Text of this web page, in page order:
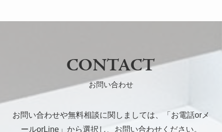
CONTACT
お問い合わせ
お問い合わせや無料相談に関しましては、「お電話orメ
ールorLine」から選択し、お問い合わせください。